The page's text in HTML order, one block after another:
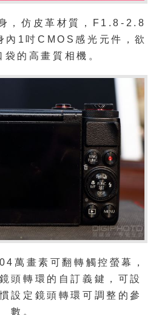
，仿皮革材質，
F1.8-2.8
內1吋CMOS感光元件，欲
袋的高畫質相機。
萬畫素可翻轉觸控螢幕，
頭轉環的自訂義鍵，可設
設定鏡頭轉環可調整的參
數。